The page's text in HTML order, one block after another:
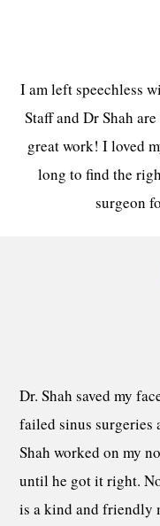
I am left speechless
Staff and Dr Shah
great work! I loved
long to find the
surgeon
Dr. Shah saved my
failed sinus surgeries
Shah worked on my
until he got it right.
is a kind and friendly